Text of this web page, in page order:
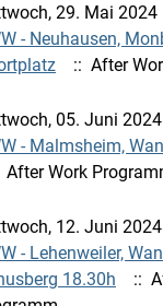
29. Mai 2024
- Neuhausen,
:: After
05. Juni 2024
- Malmsheim,
After Work
12. Juni 2024
- Lehenweiler,
18.30h
::